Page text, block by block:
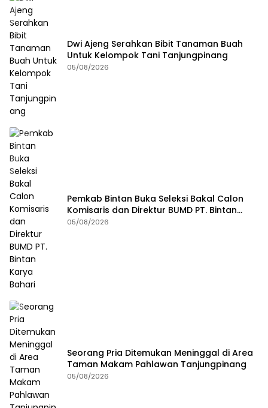
Dwi Ajeng Serahkan Bibit Tanaman Buah
Untuk Kelompok Tani Tanjungpinang
05/08/2026
Pemkab Bintan Buka Seleksi Bakal Calon
Komisaris dan Direktur BUMD PT. Bintan
Karya Bahari
05/08/2026
Seorang Pria Ditemukan Meninggal di Area
Taman Makam Pahlawan Tanjungpinang
05/08/2026